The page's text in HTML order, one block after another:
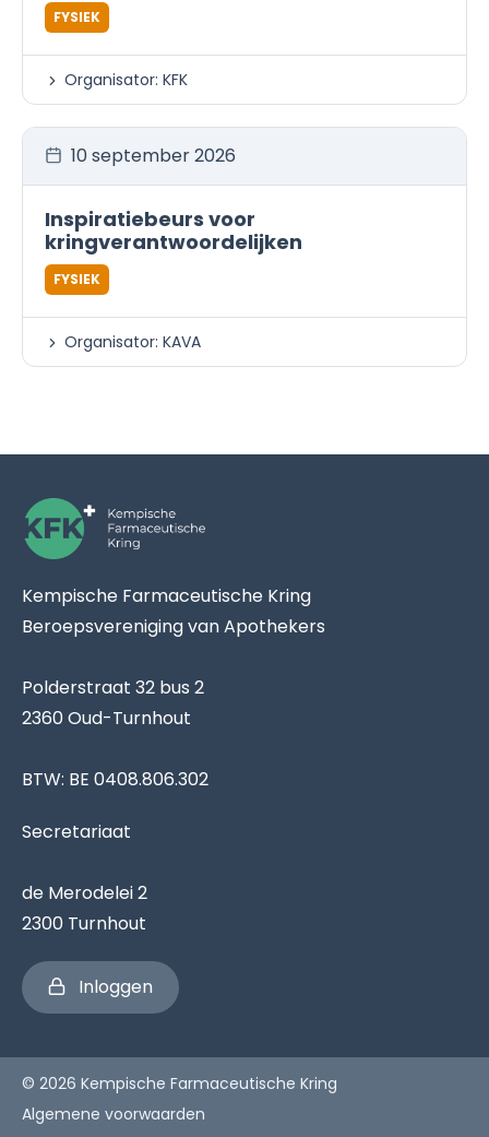
FYSIEK
Organisator: KFK
10 september 2026
Inspiratiebeurs voor
kringverantwoordelijken
FYSIEK
Organisator: KAVA
Kempische Farmaceutische Kring
Beroepsvereniging van Apothekers
Polderstraat 32 bus 2
2360 Oud-Turnhout
BTW: BE 0408.806.302
Secretariaat
de Merodelei 2
2300 Turnhout
Inloggen
© 2026 Kempische Farmaceutische Kring
Algemene voorwaarden